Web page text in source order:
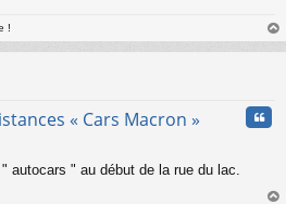
!
au
« Cars Macron »
autocars " au début de la rue du lac.